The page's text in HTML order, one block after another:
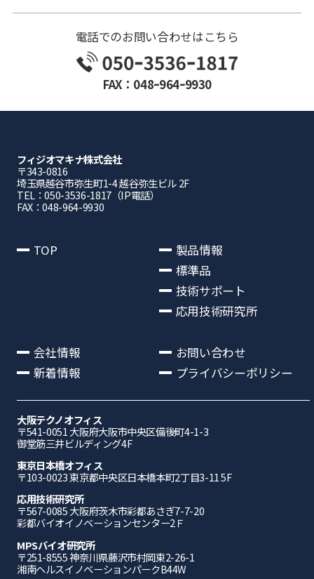
電話でのお問い合わせはこちら
FAX：048ｰ964ｰ9930
フィジオマキナ株式会社
〒343-0816
埼⽟県越⾕市弥⽣町1-4 越⾕弥⽣ビル 2F
TEL：050-3536-1817（IP電話）
FAX：048-964-9930
TOP
製品情報
標準品
技術サポート
応用技術研究所
会社情報
新着情報
お問い合わせ
プライバシーポリシー
大阪テクノオフィス
〒541-0051 ⼤阪府⼤阪市中央区備後町4-1-3
御堂筋三井ビルディング4F
東京日本橋オフィス
〒103-0023 東京都中央区日本橋本町2丁目3-11 5F
応⽤技術研究所
〒567-0085 ⼤阪府茨⽊市彩都あさぎ7-7-20
彩都バイオイノベーションセンター2Ｆ
MPSバイオ研究所
〒251-8555 神奈川県藤沢市村岡東2-26-1
湘南ヘルスイノベーションパークB44W